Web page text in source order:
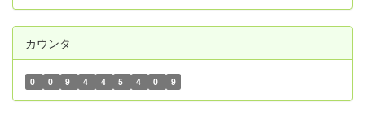
カウンタ
0 0 9 4 4 5 4 0 9